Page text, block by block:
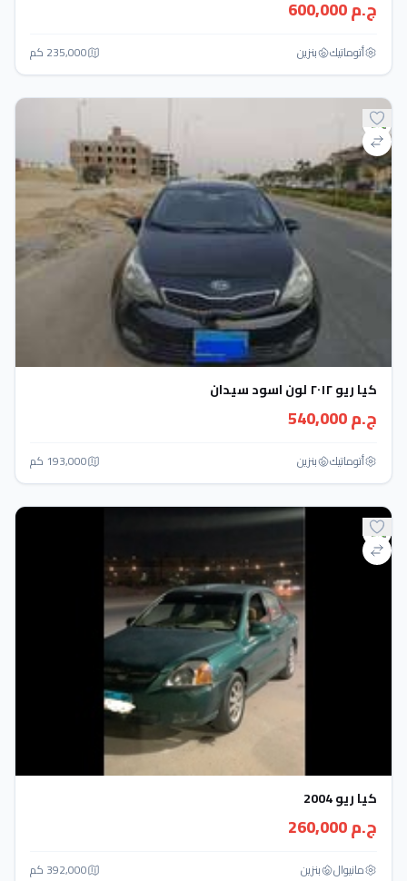
ج.م 600,000
أتوماتيك‎ بنزين 235,000 كم
كيا ريو ٢٠١٢ لون اسود سيدان
ج.م 540,000
أتوماتيك‎ بنزين 193,000 كم
كيا ريو 2004
ج.م 260,000
مانيوال بنزين 392,000 كم